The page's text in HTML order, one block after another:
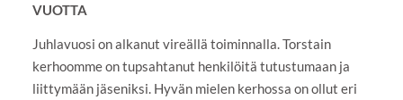
VUOTTA
Juhlavuosi on alkanut vireällä toiminnalla. Torstain
kerhoomme on tupsahtanut henkilöitä tutustumaan ja
liittymään jäseniksi. Hyvän mielen kerhossa on ollut eri